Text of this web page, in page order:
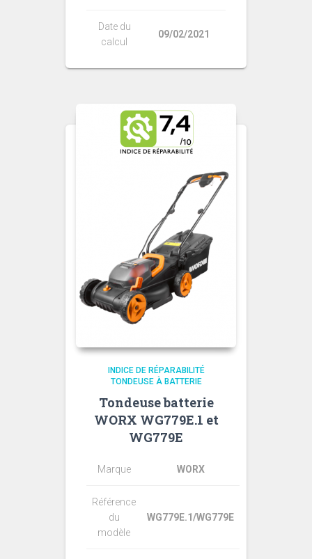
Date du
calcul
09/02/2021
INDICE DE RÉPARABILITÉ
TONDEUSE À BATTERIE
Tondeuse batterie
WORX WG779E.1 et
WG779E
Marque WORX
Référence
du
modèle
WG779E.1/WG779E